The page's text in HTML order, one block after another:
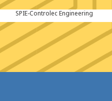
SPIE-Controlec Engineering